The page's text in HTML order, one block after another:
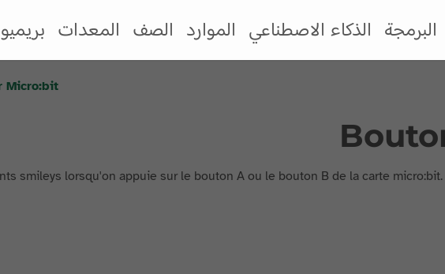
البرمجة الذكاء الاصطناعي الموارد الصف المعدات
Micro:bit
smileys lorsqu'on appuie sur le bouton A ou le bouton B de la carte micro:bit.